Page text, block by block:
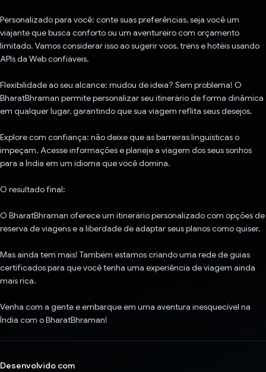
Personalizado para você: conte suas preferências, seja você um
viajante que busca conforto ou um aventureiro com orçamento
limitado. Vamos considerar isso ao sugerir voos, trens e hotéis usando
APIs da Web confiáveis.
Flexibilidade ao seu alcance: mudou de ideia? Sem problema! O
BharatBhraman permite personalizar seu itinerário de forma dinâmica
em qualquer lugar, garantindo que sua viagem reflita seus desejos.
Explore com confiança: não deixe que as barreiras linguísticas o
impeçam. Acesse informações e planeje a viagem dos seus sonhos
para a Índia em um idioma que você domina.
O resultado final:
O BharatBhraman oferece um itinerário personalizado com opções de
reserva de viagens e a liberdade de adaptar seus planos como quiser.
Mas ainda tem mais! Também estamos criando uma rede de guias
certificados para que você tenha uma experiência de viagem ainda
mais rica.
Venha com a gente e embarque em uma aventura inesquecível na
Índia com o BharatBhraman!
Desenvolvido com